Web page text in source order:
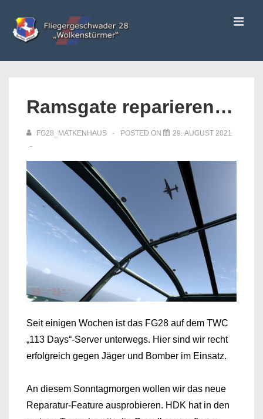
Zum
Inhalt
Ramsgate reparieren…
FG28_MATKENHAUS POSTED ON 29. AUGUST 2021
Seit einigen Wochen ist das FG28 auf dem TWC
„113 Days“-Server unterwegs. Hier sind wir recht
erfolgreich gegen Jäger und Bomber im Einsatz.
An diesem Sonntagmorgen wollen wir das neue
Reparatur-Feature ausprobieren. HDK hat in den